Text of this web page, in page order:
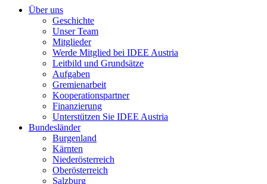
Über uns
Geschichte
Unser Team
Mitglieder
Werde Mitglied bei IDEE Austria
Leitbild und Grundsätze
Aufgaben
Gremienarbeit
Kooperationspartner
Finanzierung
Unterstützen Sie IDEE Austria
Bundesländer
Burgenland
Kärnten
Niederösterreich
Oberösterreich
Salzburg